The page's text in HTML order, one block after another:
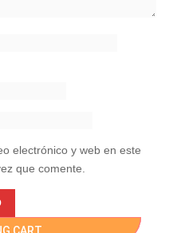
electrónico y web en este
que comente.